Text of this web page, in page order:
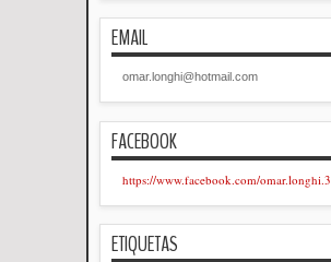
EMAIL
omar.longhi@hotmail.com
FACEBOOK
https://www.facebook.com/omar.longhi.3
ETIQUETAS